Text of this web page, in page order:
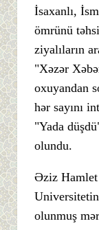
İsaxanlı,
ömrünü
ziyalıların
"Xəzər
oxuyandan
hər sayını
"Yada
olundu.
Əziz
olunmuş